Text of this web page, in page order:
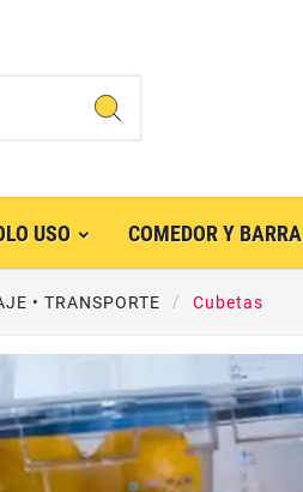
USO COMEDOR Y BARRA
• TRANSPORTE Cubetas